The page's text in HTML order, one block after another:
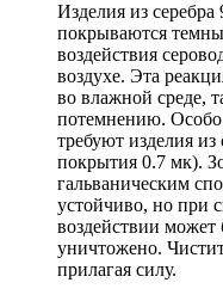
Изделия из
покрываются
воздействия
воздухе. Эта
во влажной среде,
потемнению.
требуют изделия
покрытия 0.7 мк).
гальваническим
устойчиво, но при
воздействии
уничтожено.
прилагая силу.